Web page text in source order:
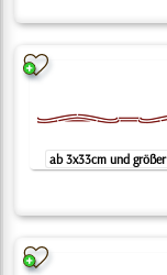
ab 3x33cm und größer